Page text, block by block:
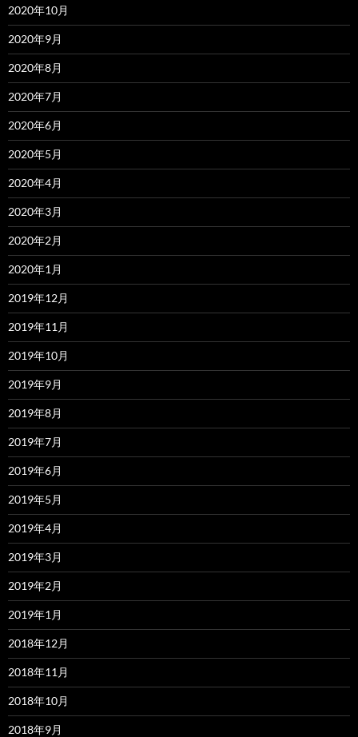
2020年10月
2020年9月
2020年8月
2020年7月
2020年6月
2020年5月
2020年4月
2020年3月
2020年2月
2020年1月
2019年12月
2019年11月
2019年10月
2019年9月
2019年8月
2019年7月
2019年6月
2019年5月
2019年4月
2019年3月
2019年2月
2019年1月
2018年12月
2018年11月
2018年10月
2018年9月